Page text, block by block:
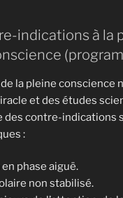
indications à la
la pleine conscience
et des études
des contre-indications
:
phase aiguë.
non stabilisé.